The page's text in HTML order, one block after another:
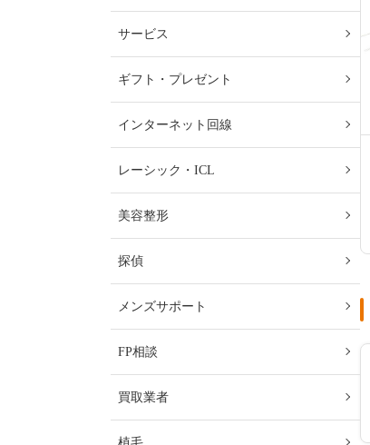
サービス
ギフト・プレゼント
インターネット回線
レーシック・ICL
美容整形
探偵
メンズサポート
FP相談
買取業者